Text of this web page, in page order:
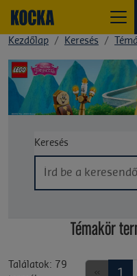
Kezdőlap Keresés
Keresés
Témakör
Találatok: 79
1